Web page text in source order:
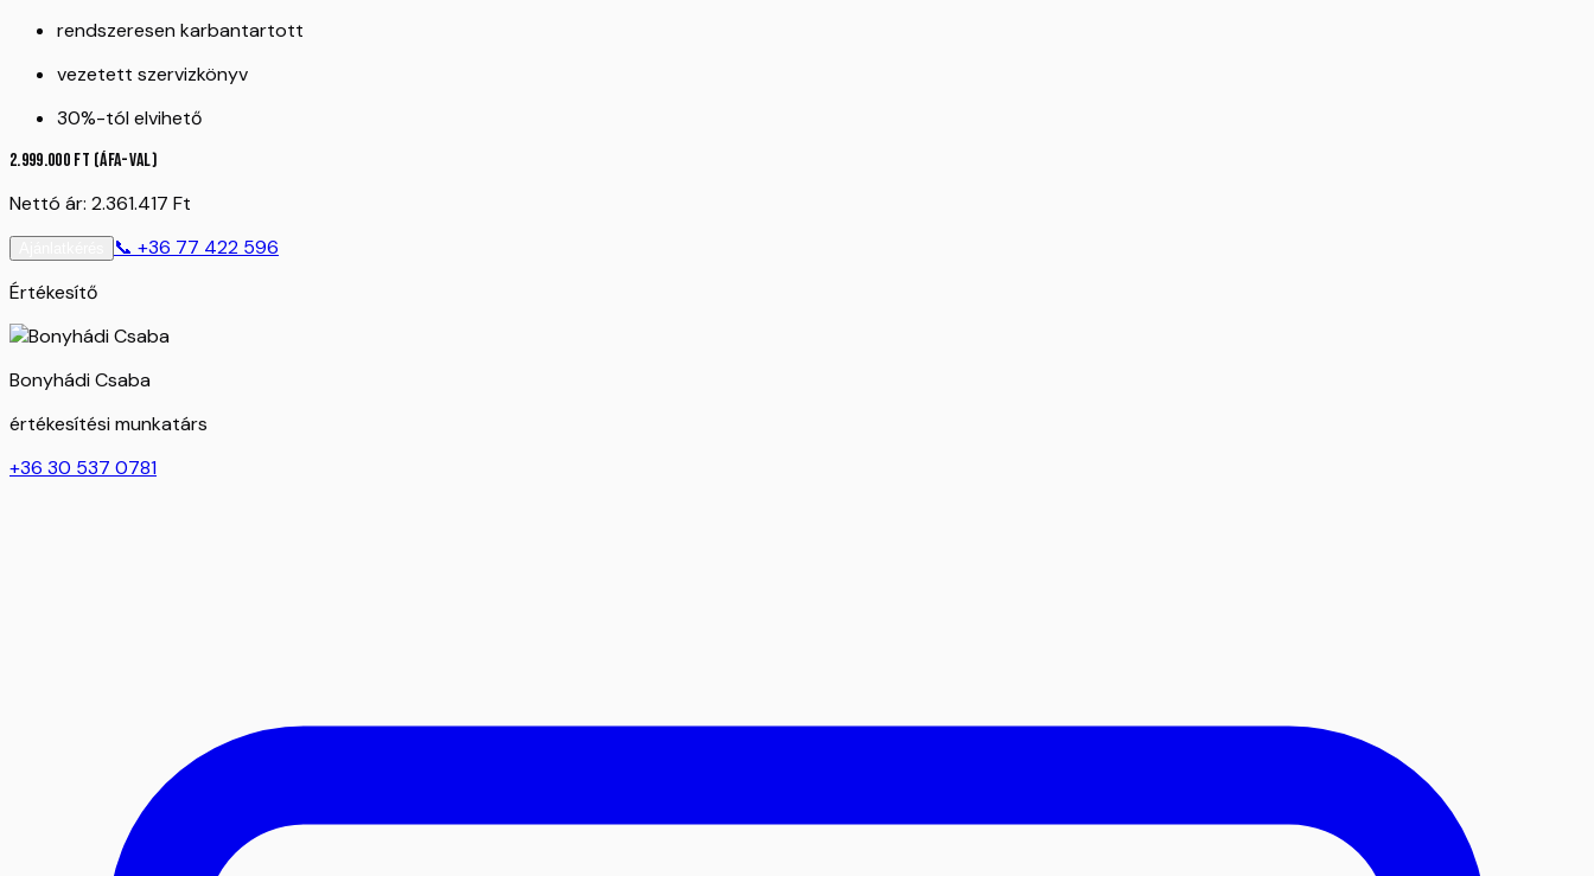
rendszeresen karbantartott
vezetett szervizkönyv
30%-tól elvihető
2.999.000Ft (ÁFA-val)
Nettó ár: 2.361.417 Ft
📞 +36 77 422 596
Értékesítő
Bonyhádi Csaba
értékesítési munkatárs
+36 30 537 0781